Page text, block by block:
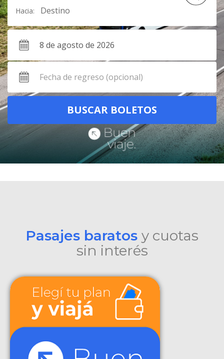
Pasajes baratos y cuotas
sin interés